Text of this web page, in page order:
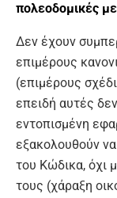
πολεοδομικές
Δεν έχουν
επιμέρους
(επιμέρους
επειδή αυτές
εντοπισμένη
εξακολουθούν
του Κώδικα, όχι
τους (χάραξη